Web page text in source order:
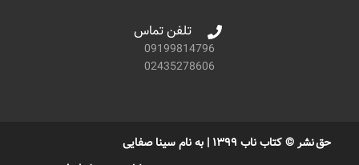
تلفن تماس
09199814796
02435278606
حق نشر © کتاب ناب ۱۳۹۹ | به نام سینا صفایی